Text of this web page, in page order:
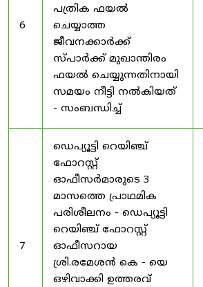
6
പത്രിക ഫയൽ
ചെയ്യാത്ത
ജീവനക്കാർക്ക്
സ്പാർക്ക് മുഖാന്തിരം
ഫയൽ ചെയ്യുന്നതിനായി
സമയം നീട്ടി നൽകിയത്
- സംബന്ധിച്ച്
7
ഡെപ്യൂട്ടി റെയിഞ്ച്
ഫോറസ്റ്റ്
ഓഫീസർമാരുടെ 3
മാസത്തെ പ്രാഥമിക
പരിശീലനം - ഡെപ്യൂട്ടി
റെയിഞ്ച് ഫോറസ്റ്റ്
ഓഫീസറായ
ശ്രി.രമേശൻ കെ - യെ
ഒഴിവാക്കി ഉത്തരവ്